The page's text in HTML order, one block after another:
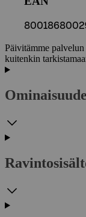
Päivitämme
kuitenkin